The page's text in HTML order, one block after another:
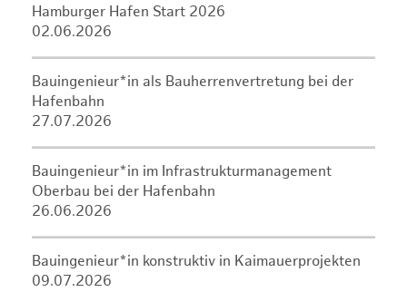
Hamburger Hafen Start 2026
02.06.2026
Bauingenieur*in als Bauherrenvertretung bei der
Hafenbahn
27.07.2026
Bauingenieur*in im Infrastrukturmanagement
Oberbau bei der Hafenbahn
26.06.2026
Bauingenieur*in konstruktiv in Kaimauerprojekten
09.07.2026